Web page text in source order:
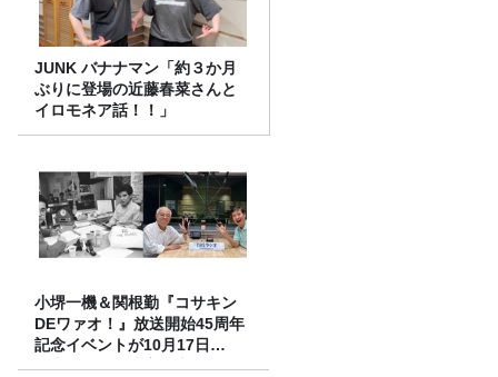
JUNK バナナマン「約３か月
ぶりに登場の近藤春菜さんと
イロモネア話！！」
小堺一機＆関根勤『コサキン
DEワァオ！』放送開始45周年
記念イベントが10月17日
（土）に開催決定！本日より